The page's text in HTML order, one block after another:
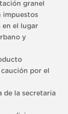
granel
impuestos
en el lugar
y
por el
de la secretaria